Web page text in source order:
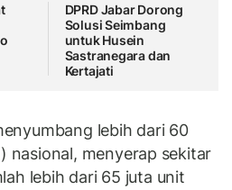
DPRD Jabar Dorong
Solusi Seimbang
untuk Husein
Sastranegara dan
Kertajati
lebih dari 60
nasional, menyerap sekitar
lebih dari 65 juta unit